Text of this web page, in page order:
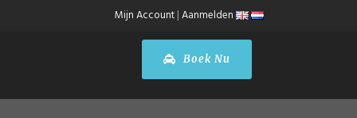
Mijn Account|Aanmelden
Boek Nu